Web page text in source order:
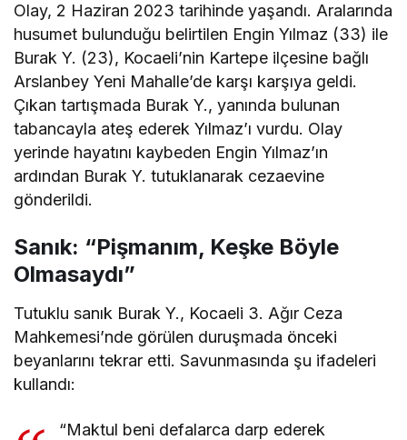
Olay, 2 Haziran 2023 tarihinde yaşandı. Aralarında
husumet bulunduğu belirtilen Engin Yılmaz (33) ile
Burak Y. (23), Kocaeli’nin Kartepe ilçesine bağlı
Arslanbey Yeni Mahalle’de karşı karşıya geldi.
Çıkan tartışmada Burak Y., yanında bulunan
tabancayla ateş ederek Yılmaz’ı vurdu. Olay
yerinde hayatını kaybeden Engin Yılmaz’ın
ardından Burak Y. tutuklanarak cezaevine
gönderildi.
Sanık: “Pişmanım, Keşke Böyle
Olmasaydı”
Tutuklu sanık Burak Y., Kocaeli 3. Ağır Ceza
Mahkemesi’nde görülen duruşmada önceki
beyanlarını tekrar etti. Savunmasında şu ifadeleri
kullandı:
“Maktul beni defalarca darp ederek